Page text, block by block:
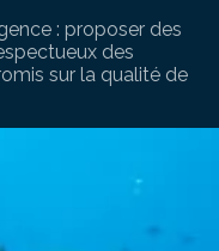
: proposer des
des
sur la qualité de